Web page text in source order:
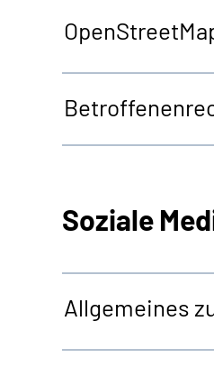
Soziale
Allgemeines